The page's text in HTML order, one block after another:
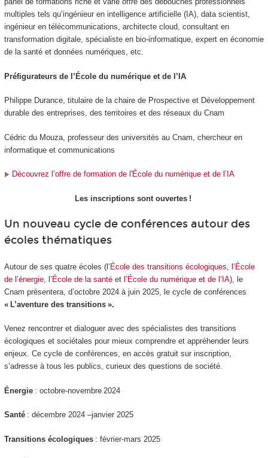
multiples tels qu’ingénieur en intelligence artificielle (IA), data scientist,
ingénieur en télécommunications, architecte cloud, consultant en
transformation digitale, spécialiste en bio-informatique, expert en économie
de la santé et données numériques, etc.
Préfigurateurs de l’École du numérique et de l’IA
Philippe Durance, titulaire de la chaire de Prospective et Développement
durable des entreprises, des territoires et des réseaux du Cnam
Cédric du Mouza, professeur des universités au Cnam, chercheur en
informatique et communications
Découvrez l’offre de formation de l'École du numérique et de l’IA
Les inscriptions sont ouvertes !
Un nouveau cycle de conférences autour des
écoles thématiques
Autour de ses quatre écoles (l’ École des transitions écologiques
l’École
de l’énergie, l ’École de la santéet l’École du numérique et de l’IA), le
Cnam présentera, d’octobre 2024 à juin 2025, le cycle de conférences
« L’aventure des transitions ».
Venez rencontrer et dialoguer avec des spécialistes des transitions
écologiques et sociétales pour mieux comprendre et appréhender leurs
enjeux. Ce cycle de conférences, en accès gratuit sur inscription,
s’adresse à tous les publics, curieux des questions de société.
Énergie: octobre-novembre 2024
Santé: décembre 2024 –janvier 2025
Transitions écologiques: février-mars 2025